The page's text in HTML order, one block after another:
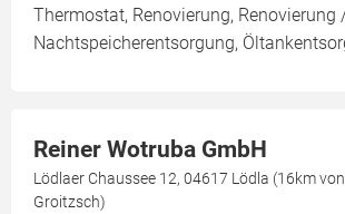
Thermostat, Renovierung, Renovierung
Nachtspeicherentsorgung,
Reiner Wotruba GmbH
Lödlaer Chaussee 12, 04617 Lödla (16km
Groitzsch)